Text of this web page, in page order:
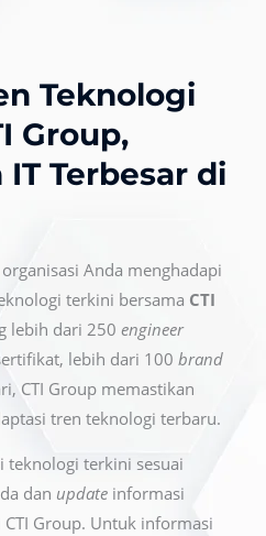
Teknologi
Group,
Terbesar di
Anda menghadapi
terkini bersama CTI
lebih dari 250 engineer
lebih dari 100 brand
CTI Group memastikan
tren teknologi terbaru.
teknologi terkini sesuai
dan update informasi
Group. Untuk informasi